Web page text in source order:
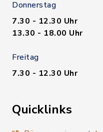
Donnerstag
7.30 - 12.30 Uhr
13.30 - 18.00 Uhr
Freitag
7.30 - 12.30 Uhr
Quicklinks